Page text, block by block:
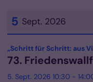
5 Sept. 2026
Datum: 5.
„Schritt für Schritt: aus
73.
5. Sept. 2026 10:30 -